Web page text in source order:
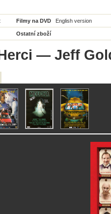
Filmy na DVD English version
Ostatní zboží
— Jeff